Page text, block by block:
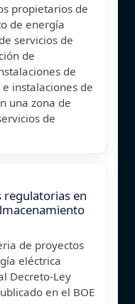
propietarios de
de energía
servicios de
de
de
instalaciones de
una zona de
de
regulatorias en
de proyectos
eléctrica
Decreto-Ley
en el BOE